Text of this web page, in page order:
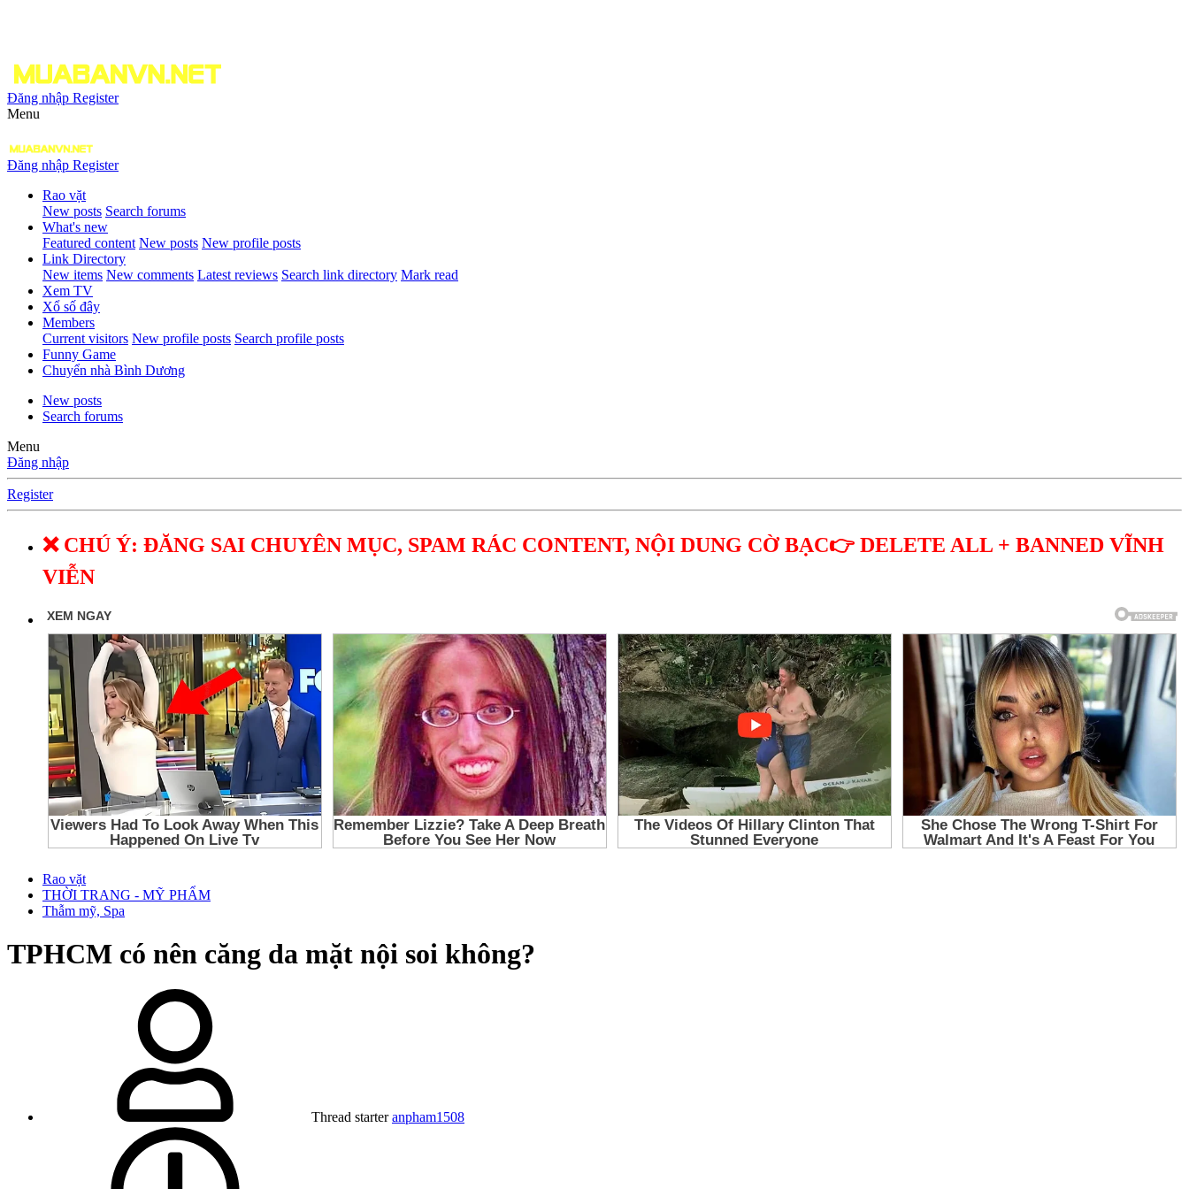
Đăng nhập Register
Menu
Đăng nhập Register
Rao vặt
New posts Search forums
What's new
Featured content New posts New profile posts
Link Directory
New items New comments Latest reviews Search link directory Mark read
Xem TV
Xổ số đây
Members
Current visitors New profile posts Search profile posts
Funny Game
Chuyển nhà Bình Dương
New posts
Search forums
Menu
Đăng nhập
Register
❌ CHÚ Ý: ĐĂNG SAI CHUYÊN MỤC, SPAM RÁC CONTENT, NỘI DUNG CỜ BẠC👉 DELETE ALL + BANNED VĨNH
VIỄN
Rao vặt
THỜI TRANG - MỸ PHẨM
Thẫm mỹ, Spa
TPHCM có nên căng da mặt nội soi không?
Thread starter anpham1508